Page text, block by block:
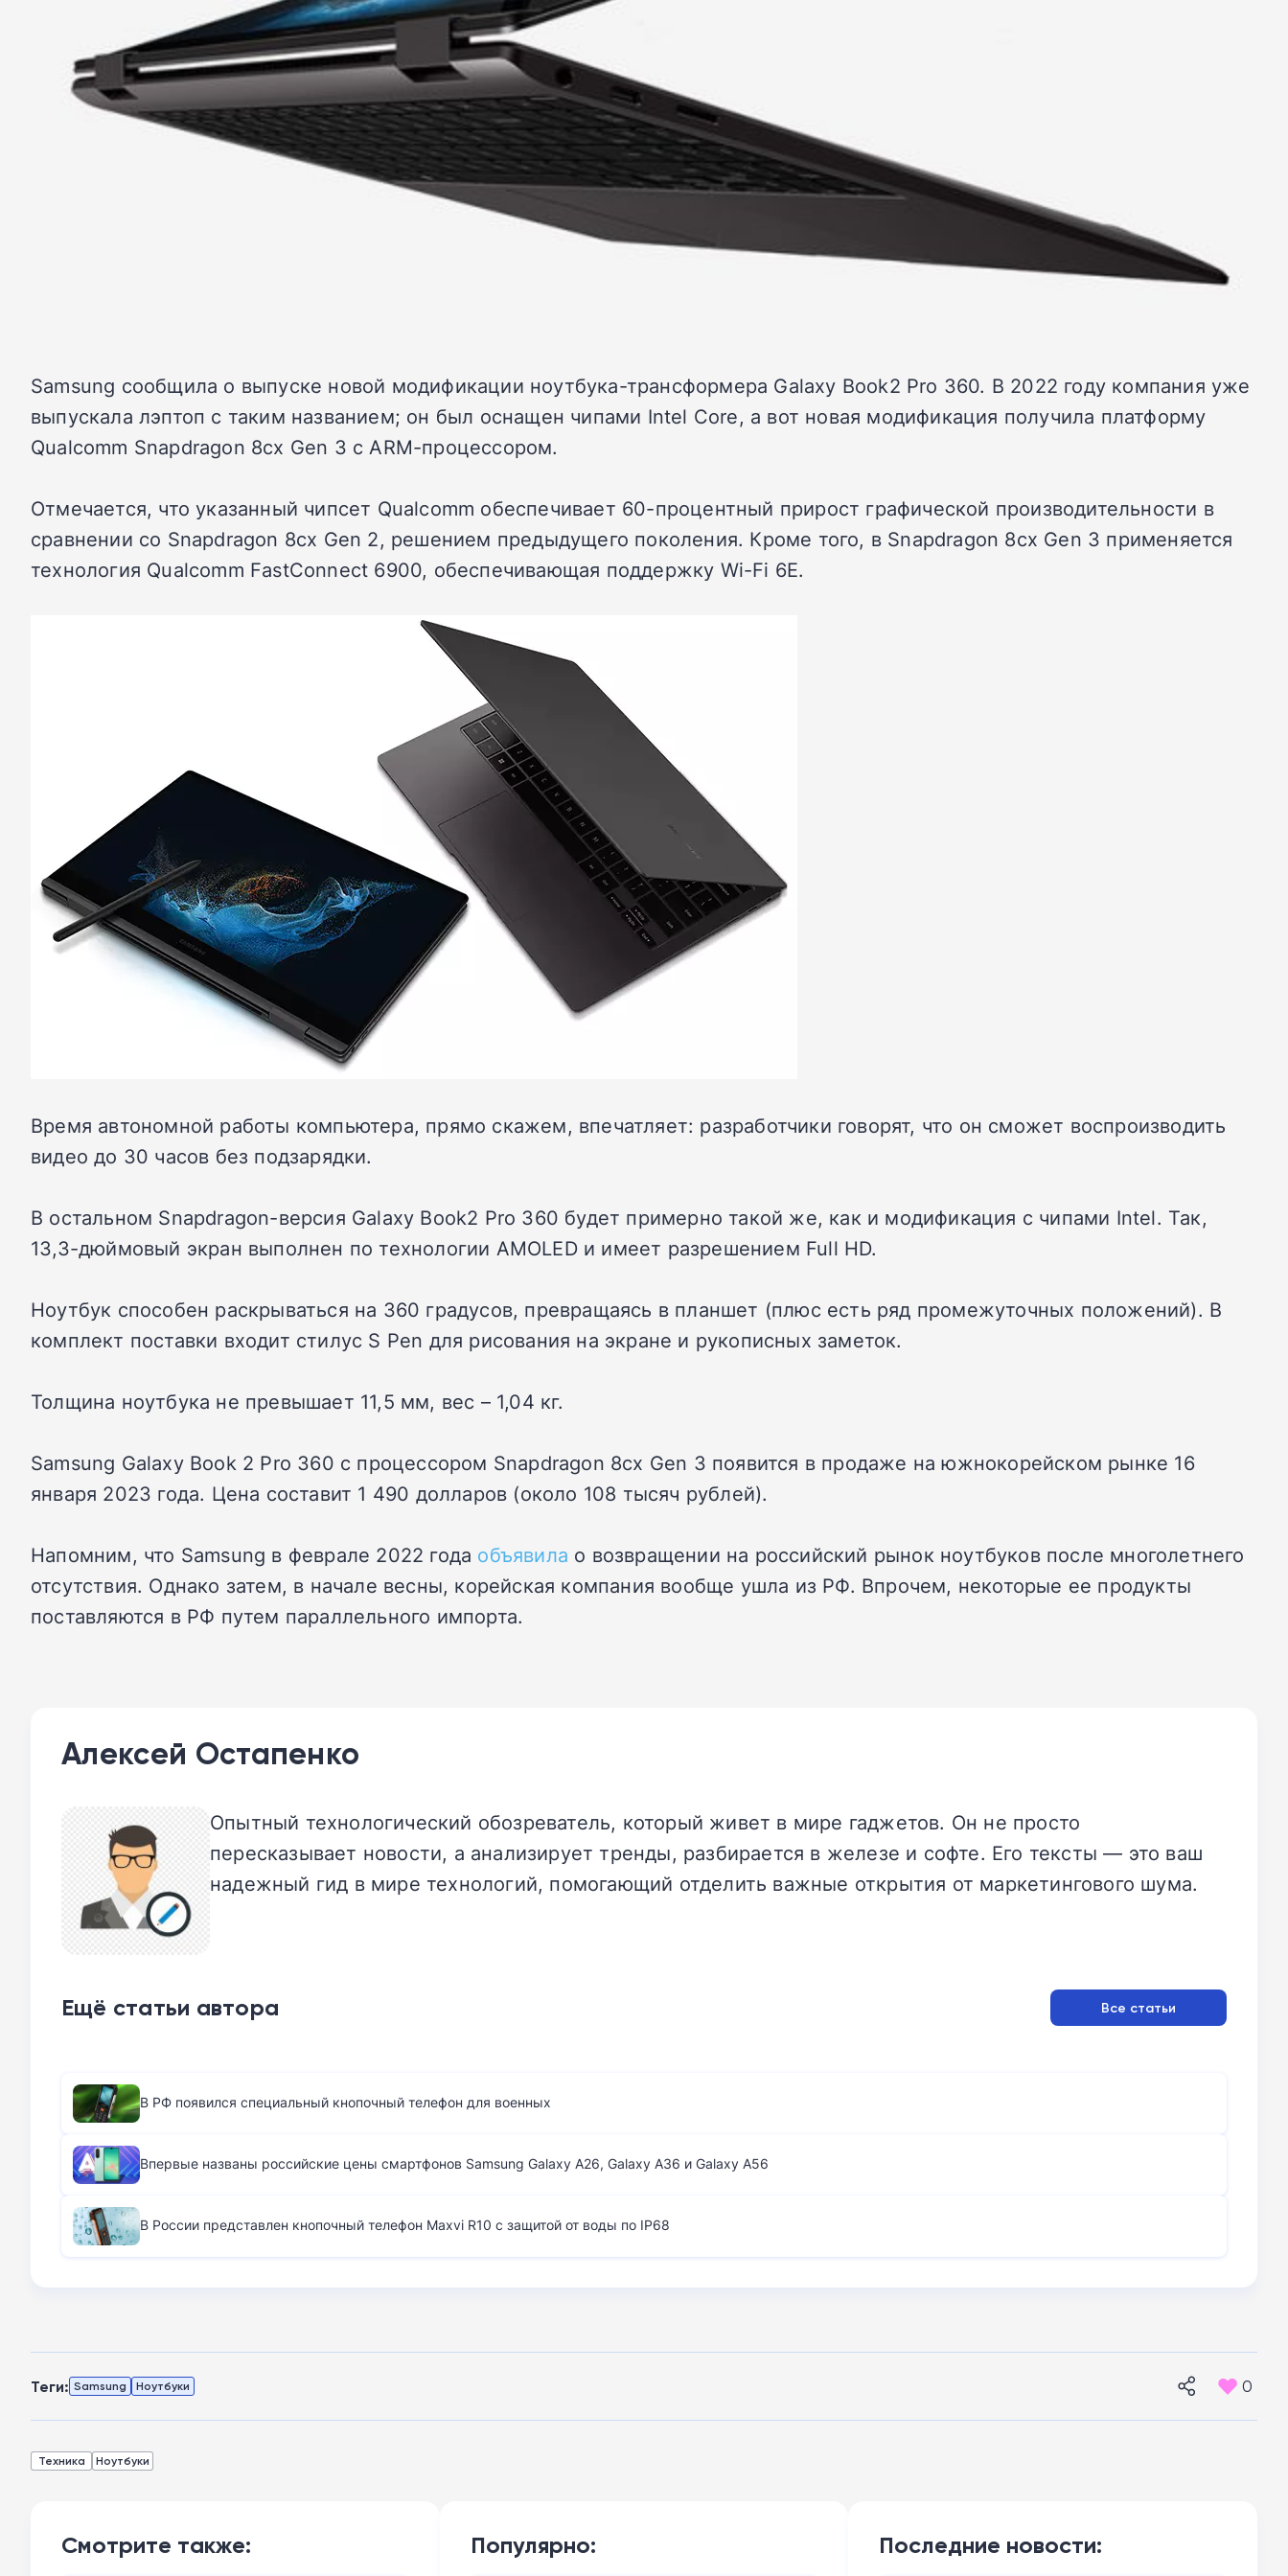
Samsung сообщила о выпуске новой модификации ноутбука-трансформера Galaxy Book2 Pro 360. В 2022 году компания уже
выпускала лэптоп с таким названием; он был оснащен чипами Intel Core, а вот новая модификация получила платформу
Qualcomm Snapdragon 8cx Gen 3 с ARM-процессором.
Отмечается, что указанный чипсет Qualcomm обеспечивает 60-процентный прирост графической производительности в
сравнении со Snapdragon 8cx Gen 2, решением предыдущего поколения. Кроме того, в Snapdragon 8cx Gen 3 применяется
технология Qualcomm FastConnect 6900, обеспечивающая поддержку Wi-Fi 6E.
Время автономной работы компьютера, прямо скажем, впечатляет: разработчики говорят, что он сможет воспроизводить
видео до 30 часов без подзарядки.
В остальном Snapdragon-версия Galaxy Book2 Pro 360 будет примерно такой же, как и модификация с чипами Intel. Так,
13,3-дюймовый экран выполнен по технологии AMOLED и имеет разрешением Full HD.
Ноутбук способен раскрываться на 360 градусов, превращаясь в планшет (плюс есть ряд промежуточных положений). В
комплект поставки входит стилус S Pen для рисования на экране и рукописных заметок.
Толщина ноутбука не превышает 11,5 мм, вес – 1,04 кг.
Samsung Galaxy Book 2 Pro 360 с процессором Snapdragon 8cx Gen 3 появится в продаже на южнокорейском рынке 16
января 2023 года. Цена составит 1 490 долларов (около 108 тысяч рублей).
Напомним, что Samsung в феврале 2022 года объявила о возвращении на российский рынок ноутбуков после многолетнего
отсутствия. Однако затем, в начале весны, корейская компания вообще ушла из РФ. Впрочем, некоторые ее продукты
поставляются в РФ путем параллельного импорта.
Алексей Остапенко
Опытный технологический обозреватель, который живет в мире гаджетов. Он не просто
пересказывает новости, а анализирует тренды, разбирается в железе и софте. Его тексты — это ваш
надежный гид в мире технологий, помогающий отделить важные открытия от маркетингового шума.
Ещё статьи автора Все статьи
В РФ появился специальный кнопочный телефон для военных
Впервые названы российские цены смартфонов Samsung Galaxy A26, Galaxy A36 и Galaxy A56
В России представлен кнопочный телефон Maxvi R10 с защитой от воды по IP68
Теги: Samsung Ноутбуки 0
Техника Ноутбуки
Смотрите также: Популярно: Последние новости: